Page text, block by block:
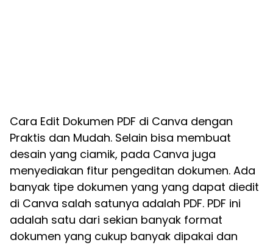
Cara Edit Dokumen PDF di Canva dengan
Praktis dan Mudah. Selain bisa membuat
desain yang ciamik, pada Canva juga
menyediakan fitur pengeditan dokumen. Ada
banyak tipe dokumen yang yang dapat diedit
di Canva salah satunya adalah PDF. PDF ini
adalah satu dari sekian banyak format
dokumen yang cukup banyak dipakai dan